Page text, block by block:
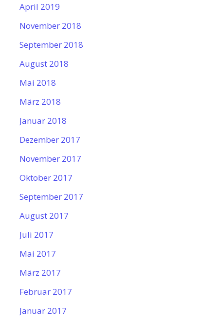
April 2019
November 2018
September 2018
August 2018
Mai 2018
März 2018
Januar 2018
Dezember 2017
November 2017
Oktober 2017
September 2017
August 2017
Juli 2017
Mai 2017
März 2017
Februar 2017
Januar 2017